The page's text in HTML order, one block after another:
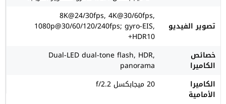
تصوير الفيديو
8K@24/30fps, 4K@30/60fps,
1080p@30/60/120/240fps; gyro-EIS,
HDR10+
خصائص
الكاميرا
Dual-LED dual-tone flash, HDR,
panorama
الكاميرا
الأمامية
20 ميجابكسل f/2.2